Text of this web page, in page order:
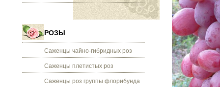
РОЗЫ
Саженцы чайно-гибридных роз
Саженцы плетистых роз
Саженцы роз группы флорибунда